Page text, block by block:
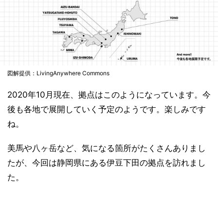
図解提供：LivingAnywhere Commons
2020年10月現在、拠点はこのようになっています。今
後も各地で展開していく予定のようです。楽しみです
ね。
美馬や八ヶ岳など、気になる箇所がたくさんありまし
たが、今回は静岡県にある伊豆下田の拠点を訪れまし
た。